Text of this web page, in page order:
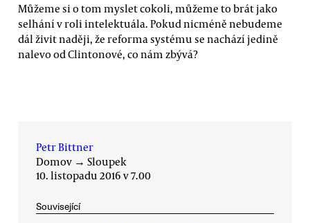
Můžeme si o tom myslet cokoli, můžeme to brát jako
selhání v roli intelektuála. Pokud nicméně nebudeme
dál živit naději, že reforma systému se nachází jedině
nalevo od Clintonové, co nám zbývá?
Petr Bittner
Domov → Sloupek
10. listopadu 2016 v 7.00
Související